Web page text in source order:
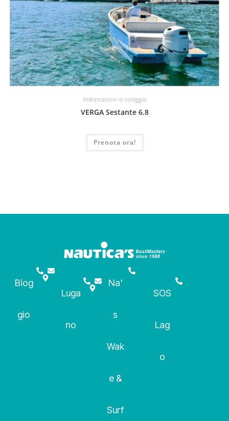
Imbarcazioni a noleggio
VERGA Sestante 6.8
Prenota ora!
Biog
gio
Luga
no
Na'
s
Wak
e &
Surf
SOS
Lag
o